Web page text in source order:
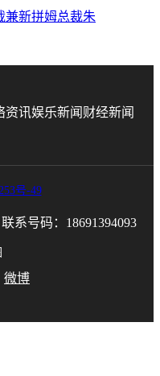
兼新拼姆总裁朱
资讯娱乐新闻 财经新闻
号-49
系号码：18691394093
微博